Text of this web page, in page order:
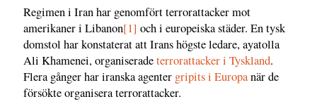
Regimen i Iran har genomfört terrorattacker mot
amerikaner i Libanon[1] och i europeiska städer. En tysk
domstol har konstaterat att Irans högste ledare, ayatolla
Ali Khamenei, organiseradeterrorattacker i Tyskland.
Flera gånger har iranska agenter gripits i Europanär de
försökte organisera terrorattacker.